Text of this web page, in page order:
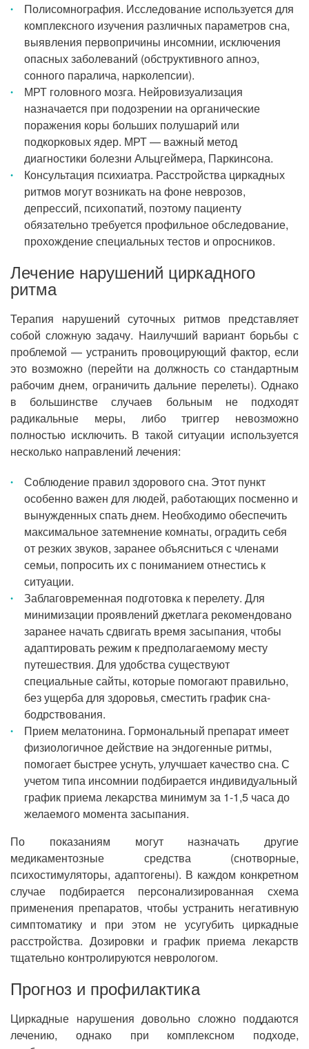
Полисомнография. Исследование используется для
комплексного изучения различных параметров сна,
выявления первопричины инсомнии, исключения
опасных заболеваний (обструктивного апноэ,
сонного паралича, нарколепсии).
МРТ головного мозга. Нейровизуализация
назначается при подозрении на органические
поражения коры больших полушарий или
подкорковых ядер. МРТ — важный метод
диагностики болезни Альцгеймера, Паркинсона.
Консультация психиатра. Расстройства циркадных
ритмов могут возникать на фоне неврозов,
депрессий, психопатий, поэтому пациенту
обязательно требуется профильное обследование,
прохождение специальных тестов и опросников.
Лечение нарушений циркадного
ритма
Терапия нарушений суточных ритмов представляет
собой сложную задачу. Наилучший вариант борьбы с
проблемой — устранить провоцирующий фактор, если
это возможно (перейти на должность со стандартным
рабочим днем, ограничить дальние перелеты). Однако
в большинстве случаев больным не подходят
радикальные меры, либо триггер невозможно
полностью исключить. В такой ситуации используется
несколько направлений лечения:
Соблюдение правил здорового сна. Этот пункт
особенно важен для людей, работающих посменно и
вынужденных спать днем. Необходимо обеспечить
максимальное затемнение комнаты, оградить себя
от резких звуков, заранее объясниться с членами
семьи, попросить их с пониманием отнестись к
ситуации.
Заблаговременная подготовка к перелету. Для
минимизации проявлений джетлага рекомендовано
заранее начать сдвигать время засыпания, чтобы
адаптировать режим к предполагаемому месту
путешествия. Для удобства существуют
специальные сайты, которые помогают правильно,
без ущерба для здоровья, сместить график сна-
бодрствования.
Прием мелатонина. Гормональный препарат имеет
физиологичное действие на эндогенные ритмы,
помогает быстрее уснуть, улучшает качество сна. С
учетом типа инсомнии подбирается индивидуальный
график приема лекарства минимум за 1-1,5 часа до
желаемого момента засыпания.
По показаниям могут назначать другие
медикаментозные средства (снотворные,
психостимуляторы, адаптогены). В каждом конкретном
случае подбирается персонализированная схема
применения препаратов, чтобы устранить негативную
симптоматику и при этом не усугубить циркадные
расстройства. Дозировки и график приема лекарств
тщательно контролируются неврологом.
Прогноз и профилактика
Циркадные нарушения довольно сложно поддаются
лечению, однако при комплексном подходе,